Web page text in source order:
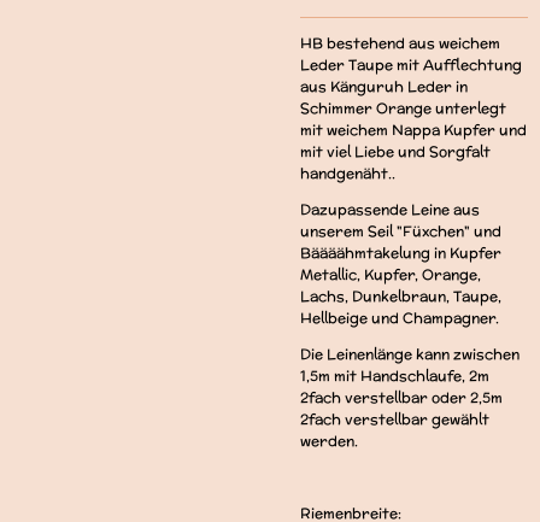
HB bestehend aus weichem
Leder Taupe mit Aufflechtung
aus Känguruh Leder in
Schimmer Orange unterlegt
mit weichem Nappa Kupfer und
mit viel Liebe und Sorgfalt
handgenäht..
Dazupassende Leine aus
unserem Seil "Füxchen" und
Bäääähmtakelung in Kupfer
Metallic, Kupfer, Orange,
Lachs, Dunkelbraun, Taupe,
Hellbeige und Champagner.
Die Leinenlänge kann zwischen
1,5m mit Handschlaufe, 2m
2fach verstellbar oder 2,5m
2fach verstellbar gewählt
werden.
Riemenbreite: